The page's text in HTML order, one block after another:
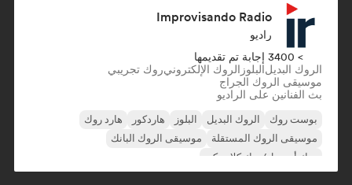
Improvisando Radio
راديو
> 3400 إجابة تم تقديمها
الروك البديلالبلوز الروك الإلكترونيروك تجريبي
موسيقى الروك الجراج
بث الفنانين على الراديو
بوست روك الروك البديل البلوز هاردكور
هارد روك
موسيقى الروك المستقلة
موسيقى الروك البانك
روك أند رول/روك كلاسيكي